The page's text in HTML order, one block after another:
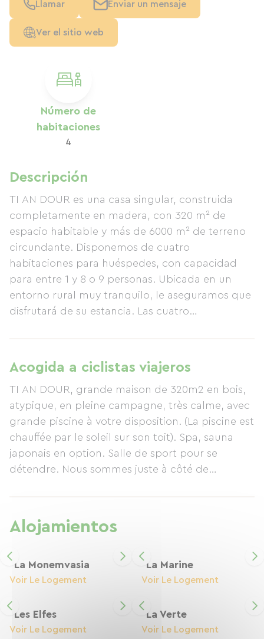
Número de
habitaciones
4
Descripción
TI AN DOUR es una casa singular, construida
completamente en madera, con 320 m² de
espacio habitable y más de 6000 m² de terreno
circundante. Disponemos de cuatro
habitaciones para huéspedes, con capacidad
para entre 1 y 8 o 9 personas. Ubicada en un
entorno rural muy tranquilo, le aseguramos que
disfrutará de su estancia. Las cuatro
precio de la habitación. Sus bicicletas estarán
guardadas de forma segura en nuestro amplio
garaje. Hay una toma de corriente disponible
para cargar sus baterías. Una gran piscina es de
acceso gratuito, y un spa y una sauna japonesa
están disponibles por un suplemento.
Bienvenido a TI AN DOUR.
Acogida a ciclistas viajeros
TI AN DOUR, grande maison de 320m2 en bois,
atypique, en pleine campagne, très calme, avec
grande piscine à votre disposition. (La piscine est
chauffée par le soleil sur son toit). Spa, sauna
japonais en option. Salle de sport pour se
détendre. Nous sommes juste à côté de
personnes, maximum, à des tarifs différents,
selon la chambre. De 75€ à 114€ en période
petits dej sont compris dans le tarif des
chambres. Ils sont copieux et gourmands.
heureux de vous accueillir.
Alojamientos
La Monemvasia
Voir Le Logement
La Marine
Voir Le Logement
Les Elfes
Voir Le Logement
La Verte
Voir Le Logement
Llamar Enviar un mensaje
Ver el sitio web